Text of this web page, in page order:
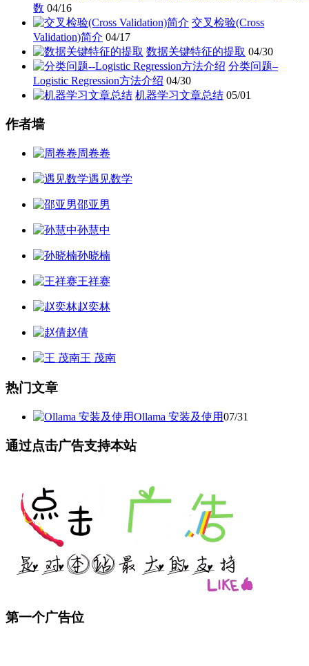
数 04/16
交叉检验(Cross
Validation)简介 04/17
数据关键特征的提取 04/30
分类问题–
Logistic Regression方法介绍 04/30
机器学习文章总结 05/01
作者墙
周卷卷
遇见数学
邵亚男
孙慧中
孙晓楠
王祥赛
赵奕林
赵倩
王 茂南
热门文章
Ollama 安装及使用07/31
通过点击广告支持本站
第一个广告位